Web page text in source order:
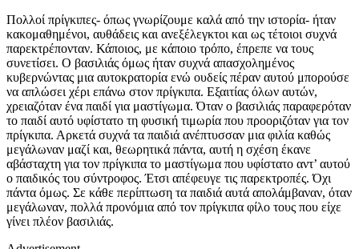
Πολλοί πρίγκιπες- όπως γνωρίζουμε καλά από την ιστορία- ήταν
κακομαθημένοι, αυθάδεις και ανεξέλεγκτοι και ως τέτοιοι συχνά
παρεκτρέπονταν. Κάποιος, με κάποιο τρόπο, έπρεπε να τους
συνετίσει. Ο βασιλιάς όμως ήταν συχνά απασχολημένος
κυβερνώντας μια αυτοκρατορία ενώ ουδείς πέραν αυτού μπορούσε
να απλώσει χέρι επάνω στον πρίγκιπα. Εξαιτίας όλων αυτών,
χρειαζόταν ένα παιδί για μαστίγωμα. Όταν ο βασιλιάς παραφερόταν
το παιδί αυτό υφίστατο τη φυσική τιμωρία που προοριζόταν για τον
πρίγκιπα. Αρκετά συχνά τα παιδιά ανέπτυσσαν μια φιλία καθώς
μεγάλωναν μαζί και, θεωρητικά πάντα, αυτή η σχέση έκανε
αβάσταχτη για τον πρίγκιπα το μαστίγωμα που υφίστατο αντ’ αυτού
ο παιδικός του σύντροφος. Έτσι απέφευγε τις παρεκτροπές. Όχι
πάντα όμως. Σε κάθε περίπτωση τα παιδιά αυτά απολάμβαναν, όταν
μεγάλωναν, πολλά προνόμια από τον πρίγκιπα φίλο τους που είχε
γίνει πλέον βασιλιάς.